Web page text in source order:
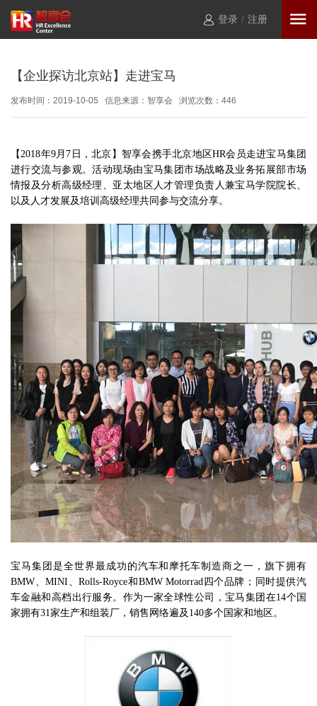
登录 / 注册
【企业探访北京站】走进宝马
发布时间：2019-10-05 信息来源：智享会 浏览次数： 446
【2018年9月7日，北京】智享会携手北京地区HR会员走进宝马集团
进行交流与参观。活动现场由宝马集团市场战略及业务拓展部市场
情报及分析高级经理、亚太地区人才管理负责人兼宝马学院院长、
以及人才发展及培训高级经理共同参与交流分享。
宝马集团是全世界最成功的汽车和摩托车制造商之一，旗下拥有
BMW、MINI、Rolls-Royce和BMW Motorrad四个品牌；同时提供汽
车金融和高档出行服务。作为一家全球性公司，宝马集团在14个国
家拥有31家生产和组装厂，销售网络遍及140多个国家和地区。